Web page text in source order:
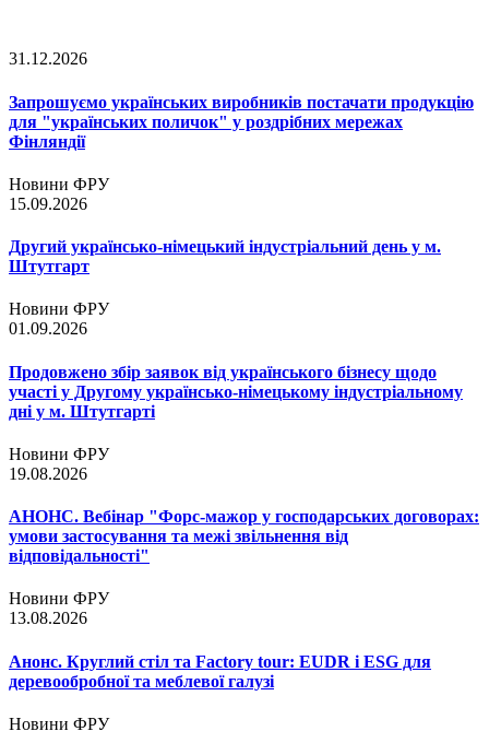
31.12.2026
Запрошуємо українських виробників постачати продукцію
для "українських поличок" у роздрібних мережах
Фінляндії
Новини ФРУ
15.09.2026
Другий українсько-німецький індустріальний день у м.
Штутгарт
Новини ФРУ
01.09.2026
Продовжено збір заявок від українського бізнесу щодо
участі у Другому українсько-німецькому індустріальному
дні у м. Штутгарті
Новини ФРУ
19.08.2026
АНОНС. Вебінар "Форс-мажор у господарських договорах:
умови застосування та межі звільнення від
відповідальності"
Новини ФРУ
13.08.2026
Анонс. Круглий стіл та Factory tour: EUDR і ESG для
деревообробної та меблевої галузі
Новини ФРУ